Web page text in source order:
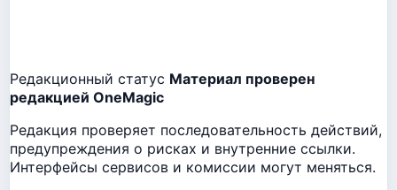
Редакционный статус Материал проверен
редакцией OneMagic
Редакция проверяет последовательность действий,
предупреждения о рисках и внутренние ссылки.
Интерфейсы сервисов и комиссии могут меняться.